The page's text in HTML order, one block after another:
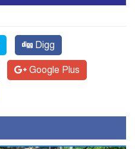
Digg
Google Plus